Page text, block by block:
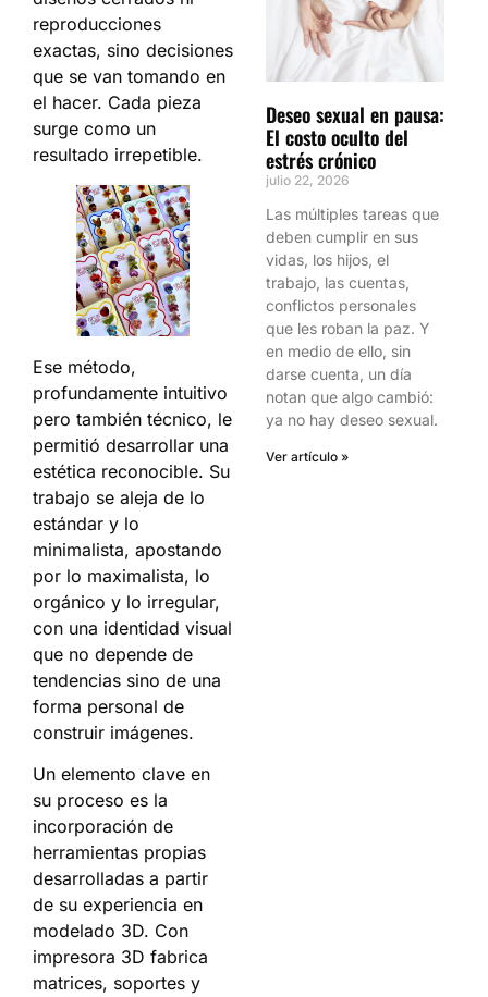
reproducciones
exactas, sino decisiones
que se van tomando en
el hacer. Cada pieza
surge como un
resultado irrepetible.
Ese método,
profundamente intuitivo
pero también técnico, le
permitió desarrollar una
estética reconocible. Su
trabajo se aleja de lo
estándar y lo
minimalista, apostando
por lo maximalista, lo
orgánico y lo irregular,
con una identidad visual
que no depende de
tendencias sino de una
forma personal de
construir imágenes.
Un elemento clave en
su proceso es la
incorporación de
herramientas propias
desarrolladas a partir
de su experiencia en
modelado 3D. Con
impresora 3D fabrica
matrices, soportes y
Deseo sexual en pausa:
El costo oculto del
estrés crónico
julio 22, 2026
Las múltiples tareas que
deben cumplir en sus
vidas, los hijos, el
trabajo, las cuentas,
conflictos personales
que les roban la paz. Y
en medio de ello, sin
darse cuenta, un día
notan que algo cambió:
ya no hay deseo sexual.
Ver artículo »